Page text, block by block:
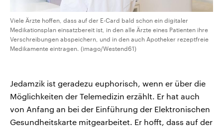
Viele Ärzte hoffen, dass auf der E-Card bald schon ein digitaler
Medikationsplan einsatzbereit ist, in den alle Ärzte eines Patienten ihre
Verschreibungen abspeichern, und in den auch Apotheker rezeptfreie
Medikamente eintragen. (imago/Westend61)
Jedamzik ist geradezu euphorisch, wenn er über die
Möglichkeiten der Telemedizin erzählt. Er hat auch
von Anfang an bei der Einführung der Elektronischen
Gesundheitskarte mitgearbeitet. Er hofft, dass auf der